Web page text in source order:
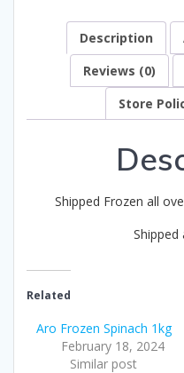
Description
Reviews (0)
Store
Shipped Frozen all
Shipped
Related
Aro Frozen Spinach 1kg
February 18, 2024
Similar post